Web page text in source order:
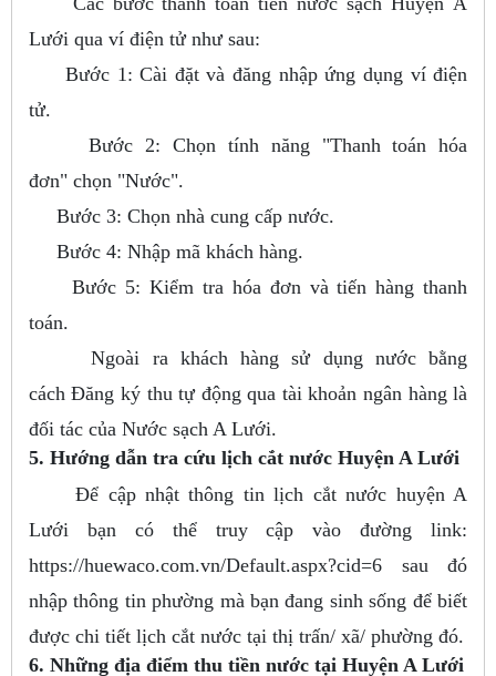
Lưới qua ví điện tử như sau:
Bước 1: Cài đặt và đăng nhập ứng dụng ví điện
tử.
Bước 2: Chọn tính năng "Thanh toán hóa
đơn" chọn "Nước".
Bước 3: Chọn nhà cung cấp nước.
Bước 4: Nhập mã khách hàng.
Bước 5: Kiểm tra hóa đơn và tiến hàng thanh
toán.
Ngoài ra khách hàng sử dụng nước bằng
cách Đăng ký thu tự động qua tài khoản ngân hàng là
đối tác của Nước sạch A Lưới.
5. Hướng dẫn tra cứu lịch cắt nước Huyện A Lưới
Để cập nhật thông tin lịch cắt nước huyện A
Lưới bạn có thể truy cập vào đường link:
https://huewaco.com.vn/Default.aspx?cid=6 sau đó
nhập thông tin phường mà bạn đang sinh sống để biết
được chi tiết lịch cắt nước tại thị trấn/ xã/ phường đó.
6. Những địa điểm thu tiền nước tại Huyện A Lưới